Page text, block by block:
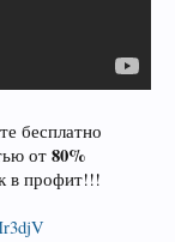
бесплатно
от 80%
в профит!!!